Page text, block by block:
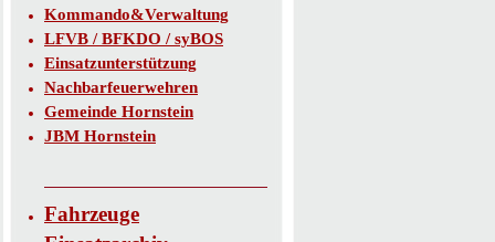
Kommando&Verwaltung
LFVB / BFKDO / syBOS
Einsatzunterstützung
Nachbarfeuerwehren
Gemeinde Hornstein
JBM Hornstein
Fahrzeuge